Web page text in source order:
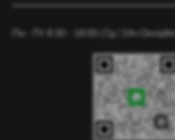
Пн - Пт 8:30 - 18:00 (7д / 24ч Онлайн)